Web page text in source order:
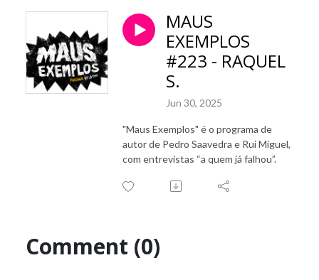
MAUS
EXEMPLOS
#223 - RAQUEL
S.
Jun 30, 2025
"Maus Exemplos" é o programa de
autor de Pedro Saavedra e Rui Miguel,
com entrevistas “a quem já falhou”.
Comment (0)